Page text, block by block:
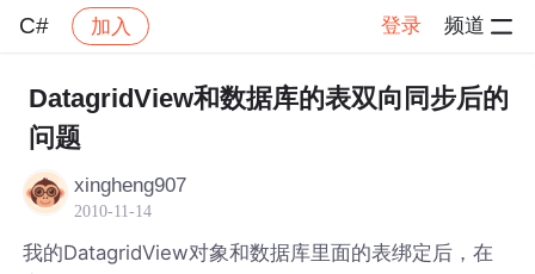
C# 加入 登录 频道
社区 C# 帖子详情
DatagridView和数据库的表双向同步后的
问题
xingheng907
2010-11-14
我的DatagridView对象和数据库里面的表绑定后，在